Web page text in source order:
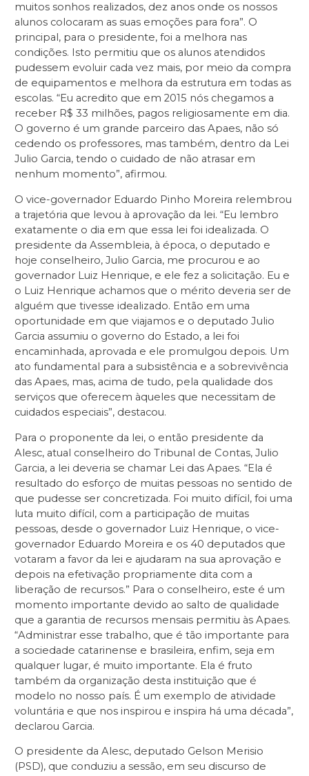
muitos sonhos realizados, dez anos onde os nossos
alunos colocaram as suas emoções para fora”. O
principal, para o presidente, foi a melhora nas
condições. Isto permitiu que os alunos atendidos
pudessem evoluir cada vez mais, por meio da compra
de equipamentos e melhora da estrutura em todas as
escolas. “Eu acredito que em 2015 nós chegamos a
receber R$ 33 milhões, pagos religiosamente em dia.
O governo é um grande parceiro das Apaes, não só
cedendo os professores, mas também, dentro da Lei
Julio Garcia, tendo o cuidado de não atrasar em
nenhum momento”, afirmou.
O vice-governador Eduardo Pinho Moreira relembrou
a trajetória que levou à aprovação da lei. “Eu lembro
exatamente o dia em que essa lei foi idealizada. O
presidente da Assembleia, à época, o deputado e
hoje conselheiro, Julio Garcia, me procurou e ao
governador Luiz Henrique, e ele fez a solicitação. Eu e
o Luiz Henrique achamos que o mérito deveria ser de
alguém que tivesse idealizado. Então em uma
oportunidade em que viajamos e o deputado Julio
Garcia assumiu o governo do Estado, a lei foi
encaminhada, aprovada e ele promulgou depois. Um
ato fundamental para a subsistência e a sobrevivência
das Apaes, mas, acima de tudo, pela qualidade dos
serviços que oferecem àqueles que necessitam de
cuidados especiais”, destacou.
Para o proponente da lei, o então presidente da
Alesc, atual conselheiro do Tribunal de Contas, Julio
Garcia, a lei deveria se chamar Lei das Apaes. “Ela é
resultado do esforço de muitas pessoas no sentido de
que pudesse ser concretizada. Foi muito difícil, foi uma
luta muito difícil, com a participação de muitas
pessoas, desde o governador Luiz Henrique, o vice-
governador Eduardo Moreira e os 40 deputados que
votaram a favor da lei e ajudaram na sua aprovação e
depois na efetivação propriamente dita com a
liberação de recursos.” Para o conselheiro, este é um
momento importante devido ao salto de qualidade
que a garantia de recursos mensais permitiu às Apaes.
“Administrar esse trabalho, que é tão importante para
a sociedade catarinense e brasileira, enfim, seja em
qualquer lugar, é muito importante. Ela é fruto
também da organização desta instituição que é
modelo no nosso país. É um exemplo de atividade
voluntária e que nos inspirou e inspira há uma década”,
declarou Garcia.
O presidente da Alesc, deputado Gelson Merisio
(PSD), que conduziu a sessão, em seu discurso de